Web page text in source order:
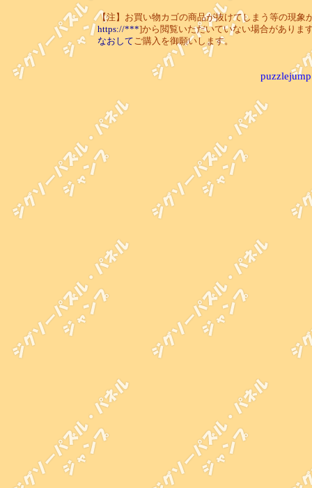
【注】お買い物カゴの商品が抜けてしまう等の現象
https://***]から閲覧いただいていない場合がありま
なおしてご購入を御願いします。